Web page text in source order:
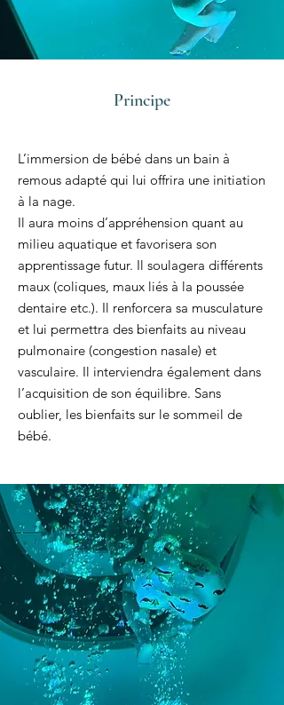
Principe
L’immersion de bébé dans un bain à
remous adapté qui lui offrira une initiation
à la nage.
Il aura moins d’appréhension quant au
milieu aquatique et favorisera son
apprentissage futur. Il soulagera différents
maux (coliques, maux liés à la poussée
dentaire etc.). Il renforcera sa musculature
et lui permettra des bienfaits au niveau
pulmonaire (congestion nasale) et
vasculaire. Il interviendra également dans
l’acquisition de son équilibre. Sans
oublier, les bienfaits sur le sommeil de
bébé.